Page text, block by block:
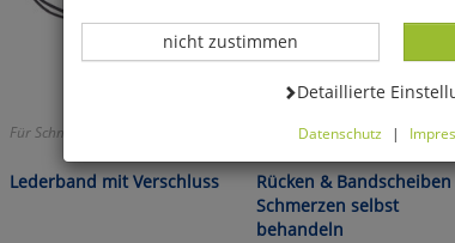
Für Schmuckstücke aller Art!
Lederband mit Verschluss
Liebscher-Bracht/Bracht:
Rücken & Bandscheiben
Schmerzen selbst
behandeln
Datenverarbeitung -
nicht zustimmen
Datenverarbeitung
Detaillierte
Datenschutz |
Cookies ablehnen, wird Ihr Besuch nur mit
fortgeführt. Bitte beachten Sie, dass auf
nicht mehr alle Funktionalitäten der Seite zur